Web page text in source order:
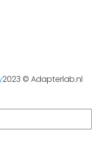
2023 © Adapterlab.nl